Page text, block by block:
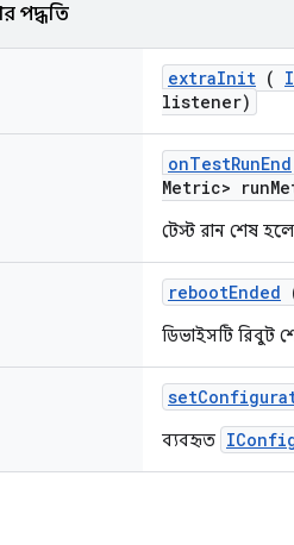
পদ্ধতি
extraInit (
listener)
onTestRunEnd
Metric> run
টেস্ট রান শেষ
rebootEnded
ডিভাইসটি রিবুট
set
ব্যবহৃত